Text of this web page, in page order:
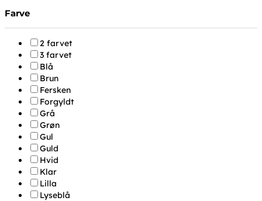
Farve
2 farvet
3 farvet
Blå
Brun
Fersken
Forgyldt
Grå
Grøn
Gul
Guld
Hvid
Klar
Lilla
Lyseblå